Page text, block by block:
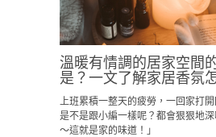
溫暖有情調的居家空間
是？一文了解家居香氛
上班累積一整天的疲勞，一回家打
是不是跟小編一樣呢？都會狠狠地
～這就是家的味道！」